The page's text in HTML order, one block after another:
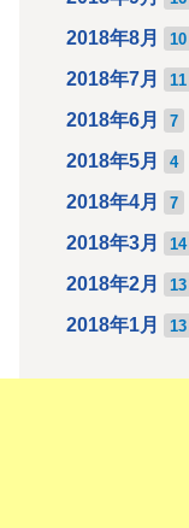
2018年8月 10
2018年7月 11
2018年6月 7
2018年5月 4
2018年4月 7
2018年3月 14
2018年2月 13
2018年1月 13